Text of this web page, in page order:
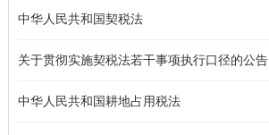
中华人民共和国契税法
关于贯彻实施契税法若干事项执行口径的公告
中华人民共和国耕地占用税法